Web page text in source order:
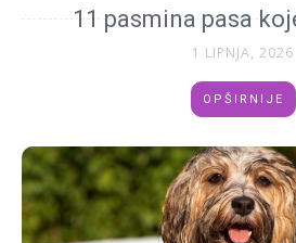
11 pasmina pasa
1 LIPNJA, 2026
OPŠIRNIJE